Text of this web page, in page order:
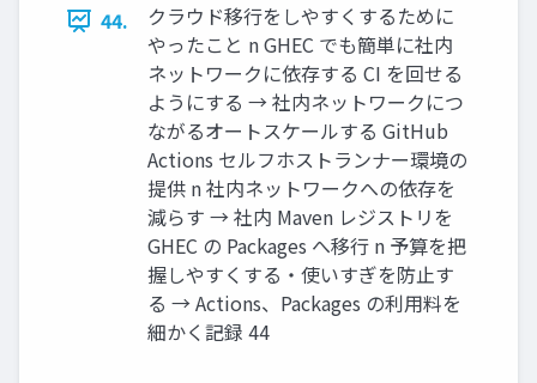
44.
クラウド移⾏をしやすくするために
やったこと n GHEC でも簡単に社内
ネットワークに依存する CI を回せる
ようにする → 社内ネットワークにつ
ながるオートスケールする GitHub
Actions セルフホストランナー環境の
提供 n 社内ネットワークへの依存を
減らす → 社内 Maven レジストリを
GHEC の Packages へ移⾏ n 予算を把
握しやすくする・使いすぎを防⽌す
る → Actions、Packages の利⽤料を
細かく記録 44